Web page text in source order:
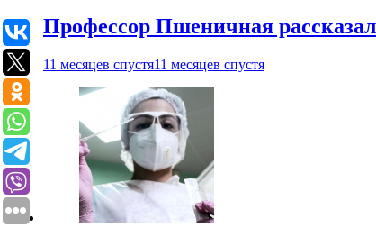
Профессор Пшеничная
11 месяцев спустя11 месяцев спустя